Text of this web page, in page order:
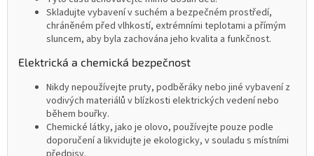
Skladujte vybavení v suchém a bezpečném prostředí,
chráněném před vlhkostí, extrémními teplotami a přímým
sluncem, aby byla zachována jeho kvalita a funkčnost.
Elektrická a chemická bezpečnost
Nikdy nepoužívejte pruty, podběráky nebo jiné vybavení z
vodivých materiálů v blízkosti elektrických vedení nebo
během bouřky.
Chemické látky, jako je olovo, používejte pouze podle
doporučení a likvidujte je ekologicky, v souladu s místními